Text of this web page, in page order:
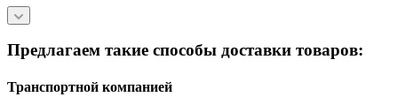
Предлагаем такие способы доставки товаров:
Транспортной компанией